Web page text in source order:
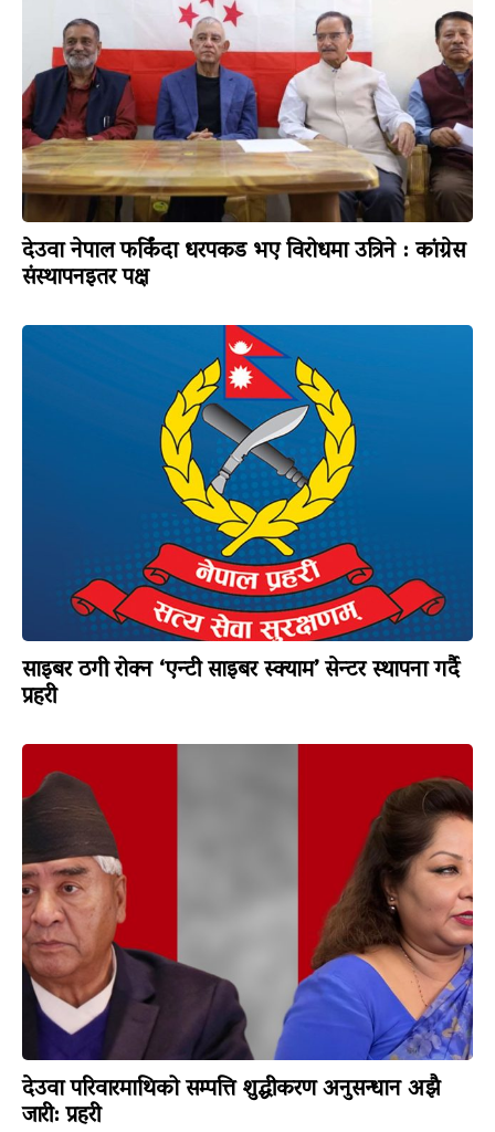
देउवा नेपाल फर्किंदा धरपकड भए विरोधमा उत्रिने : कांग्रेस
संस्थापनइतर पक्ष
साइबर ठगी रोक्न ‘एन्टी साइबर स्क्याम’ सेन्टर स्थापना गर्दै
प्रहरी
देउवा परिवारमाथिको सम्पत्ति शुद्धीकरण अनुसन्धान अझै
जारी: प्रहरी